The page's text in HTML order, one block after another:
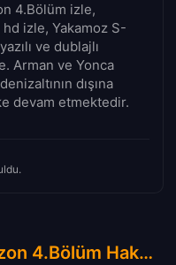
4.Bölüm izle,
izle, Yakamoz S-
ve dublajlı
Arman ve Yonca
dışına
devam etmektedir.
Yakamoz S-245 : 1.Sezon 4.Bölüm Hakkında Yorumlar